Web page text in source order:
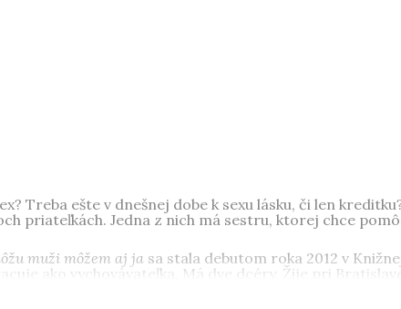
Treba ešte v dnešnej dobe k sexu lásku, či len
priateľkách. Jedna z nich má sestru, ktorej chce
muži môžem aj jasa stala debutom roka 2012 v
ako vychovávateľka. Má dve dcéry. Žije pri Bratislave.